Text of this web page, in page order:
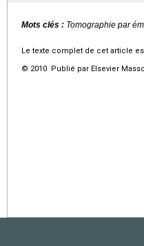
Mots clés : Tomographie par
Le texte complet de cet article
© 2010 Publié par Elsevier